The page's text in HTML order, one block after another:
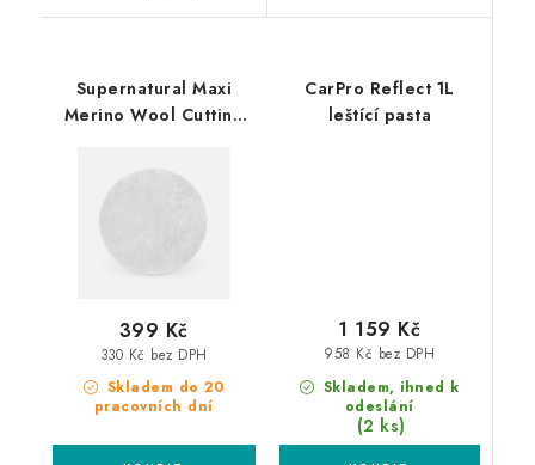
Supernatural Maxi
Merino Wool Cutting
kotouč
Skladem do 20
pracovních dní
330 Kč bez DPH
399 Kč
CarPro Reflect 1L
leštící pasta
Skladem, ihned k
odeslání
(2 ks)
958 Kč bez DPH
1 159 Kč